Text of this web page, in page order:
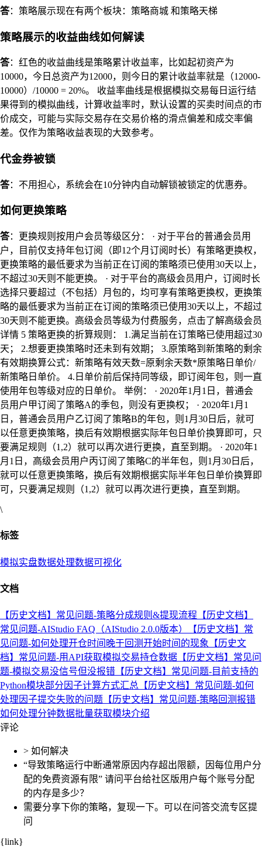
答：策略展示现在有两个板块：策略商城 和策略天梯
策略展示的收益曲线如何解读
答：红色的收益曲线是策略累计收益率，比如起初资产为
10000，今日总资产为12000，则今日的累计收益率就是（12000-
10000）/10000 = 20%。 收益率曲线是根据模拟交易每日运行结
果得到的模拟曲线，计算收益率时，默认设置的买卖时间点的市
价成交，可能与实际交易存在交易价格的滑点偏差和成交率偏
差。仅作为策略收益表现的大致参考。
代金券被锁
答：不用担心，系统会在10分钟内自动解锁被锁定的优惠券。
如何更换策略
答：更换规则按用户会员等级区分： · 对于平台的普通会员用
户，目前仅支持年包订阅（即12个月订阅时长）有策略更换权，
更换策略的最低要求为当前正在订阅的策略须已使用30天以上，
不超过30天则不能更换。 · 对于平台的高级会员用户，订阅时长
选择只要超过（不包括）月包的，均可享有策略更换权，更换策
略的最低要求为当前正在订阅的策略须已使用30天以上，不超过
30天则不能更换。高级会员等级为付费服务，点击了解高级会员
详情 5 策略更换的折算规则： 1.满足当前在订策略已使用超过30
天； 2.想要更换策略时还未到有效期； 3.原策略到新策略的剩余
有效期换算公式：新策略有效天数=原剩余天数*原策略日单价/
新策略日单价。 4.日单价前后保持同等级，即订阅年包，则一直
使用年包等级对应的日单价。 举例： · 2020年1月1日，普通会
员用户甲订阅了策略A的季包，则没有更换权； · 2020年1月1
日，普通会员用户乙订阅了策略B的年包，则1月30日后，就可
以任意更换策略，换后有效期根据实际年包日单价换算即可，只
要满足规则（1,2）就可以再次进行更换，直至到期。 · 2020年1
月1日，高级会员用户丙订阅了策略C的半年包，则1月30日后，
就可以任意更换策略，换后有效期根据实际半年包日单价换算即
可，只要满足规则（1,2）就可以再次进行更换，直至到期。
\
标签
模拟实盘数据处理数据可视化
文档
【历史文档】常见问题-策略分成规则&提现流程 【历史文档】
常见问题-AIStudio FAQ（AIStudio 2.0.0版本）
【历史文档】常
见问题-如何处理开仓时间晚于回测开始时间的现象
【历史文
档】常见问题-用API获取模拟交易持仓数据 【历史文档】常见问
题-模拟交易没信号但没报错 【历史文档】常见问题-目前支持的
Python模块部分因子计算方式汇总 【历史文档】常见问题-如何
处理因子提交失败的问题 【历史文档】常见问题-策略回测报错
如何处理分钟数据批量获取模块介绍
评论
> 如何解决
“导致策略运行中断通常原因内存超出限额，因每位用户分
配的免费资源有限” 请问平台给社区版用户每个账号分配
的内存是多少？
需要分享下你的策略，复现一下。可以在问答交流专区提
问
{link}